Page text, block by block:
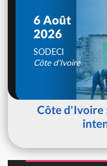
6 Août
2026
SODECI
Côte d'Ivoire
Côte d'Ivoire